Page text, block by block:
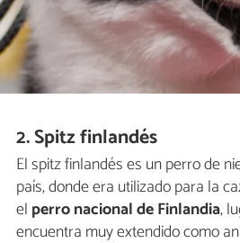
2. Spitz finlandés
El spitz finlandés es un perro de
país, donde era utilizado para la
el perro nacional de Finlandia,
encuentra muy extendido como